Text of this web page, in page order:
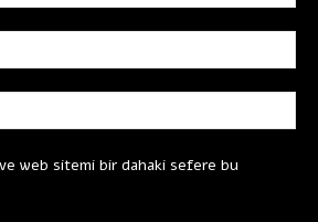
web sitemi bir dahaki sefere bu